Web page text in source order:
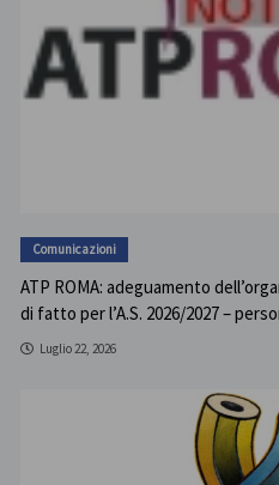
Comunicazioni
ATP ROMA: adeguamento
di fatto per l’A.S. 2026/2027 –
Luglio 22, 2026